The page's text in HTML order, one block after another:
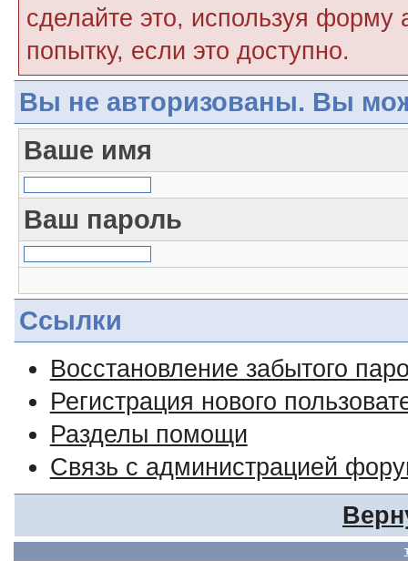
сделайте это, используя форму
попытку, если это доступно.
Вы не авторизованы. Вы
Ваше имя
Ваш пароль
Ссылки
Восстановление забытого
Регистрация нового
Разделы помощи
Связь с администрацией